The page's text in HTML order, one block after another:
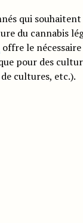
qui souhaitent
du cannabis
offre le
pour des
cultures, etc.).